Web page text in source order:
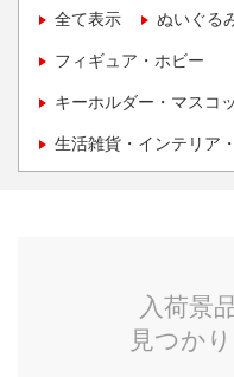
全て表示 ぬいぐる
フィギュア・ホビー
キーホルダー・マスコ
生活雑貨・インテリア